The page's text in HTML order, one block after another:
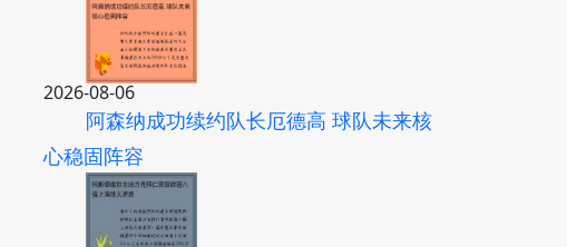
2026-08-06
阿森纳成功续约队长厄德高 球队未来核
心稳固阵容